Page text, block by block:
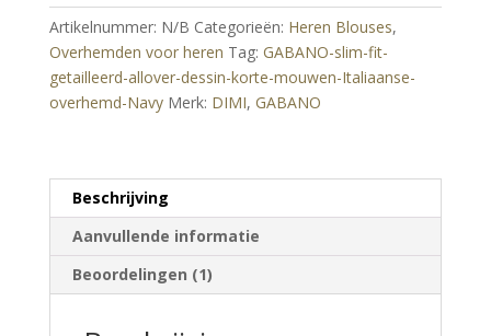
korte
mouwen
Italiaanse
overhemd
Navy
Artikelnummer: N/B Categorieën: Heren Blouses,
Overhemden voor heren Tag: GABANO-slim-fit-
getailleerd-allover-dessin-korte-mouwen-Italiaanse-
overhemd-Navy Merk: DIMI, GABANO
Beschrijving
Aanvullende informatie
Beoordelingen (1)